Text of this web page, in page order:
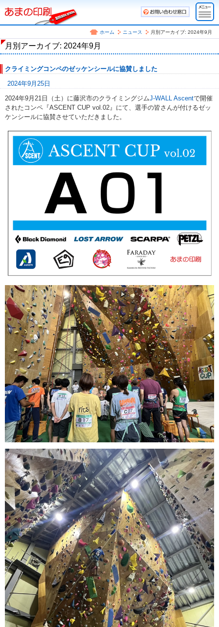
ホーム ニュース 月別アーカイブ: 2024年9月
月別アーカイブ: 2024年9月
クライミングコンペのゼッケンシールに協賛しました
2024年9月25日
2024年9月21日（土）に藤沢市のクライミングジムJ-WALL Ascentで開催
されたコンペ『ASCENT CUP vol.02』にて、選手の皆さんが付けるゼッ
ケンシールに協賛させていただきました。